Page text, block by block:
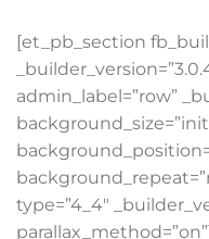
[et_pb_section
admin_label=”row”
type=”4_4″